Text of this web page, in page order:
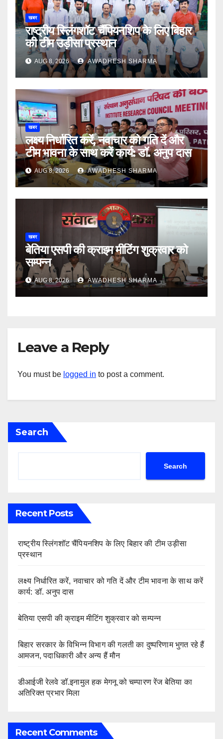
खबर
राष्ट्रीय स्लिंगशॉट चैंपियनशिप के लिए बिहार
की टीम उड़ीसा प्रस्थान
AUG 8, 2026 AWADHESH SHARMA
खबर
लक्ष्य निर्धारित करें, नवाचार को गति दें और
टीम भावना के साथ करें कार्य: डॉ. अनुप दास
AUG 8, 2026 AWADHESH SHARMA
खबर
बेतिया एसपी की क्राइम मीटिंग शुक्रवार को
सम्पन्न
AUG 8, 2026 AWADHESH SHARMA
Leave a Reply
You must be logged in to post a comment.
Search
Search
Recent Posts
राष्ट्रीय स्लिंगशॉट चैंपियनशिप के लिए बिहार की टीम उड़ीसा
प्रस्थान
लक्ष्य निर्धारित करें, नवाचार को गति दें और टीम भावना के साथ करें
कार्य: डॉ. अनुप दास
बेतिया एसपी की क्राइम मीटिंग शुक्रवार को सम्पन्न
बिहार सरकार के विभिन्न विभाग की गलती का दुष्परिणाम भुगत रहे हैं
आमजन, पदाधिकारी और अन्य हैं मौन
डीआईजी रेलवे डॉ.इनामुल हक मेगनू को चम्पारण रेंज बेतिया का
अतिरिक्त प्रभार मिला
Recent Comments